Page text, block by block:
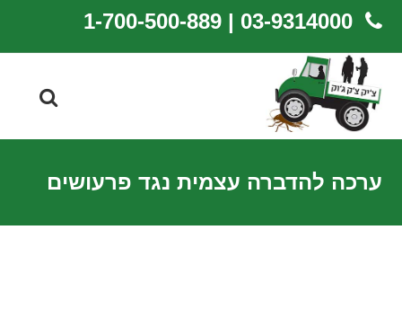
03-9314000 | 1-700-500-889
ערכה להדברה עצמית נגד פרעושים